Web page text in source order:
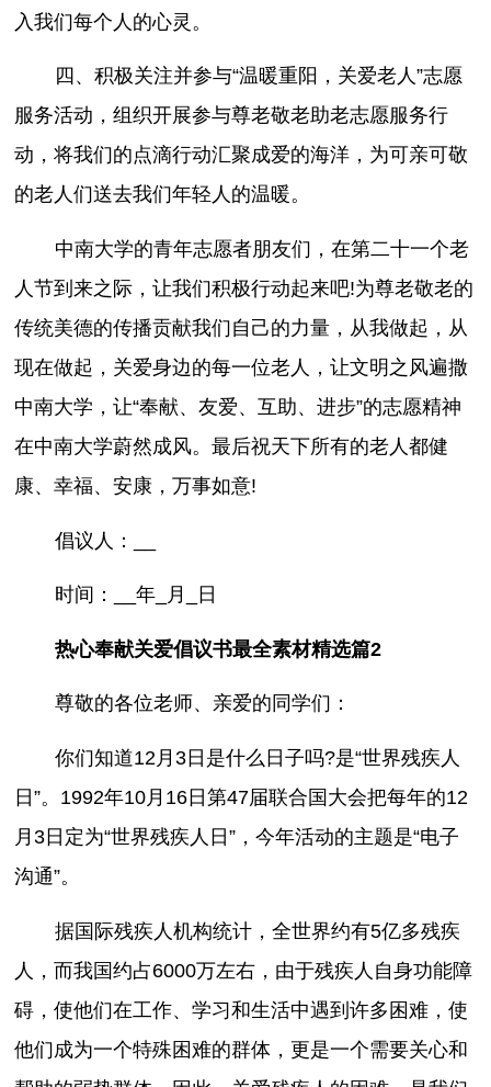
入我们每个人的心灵。
四、积极关注并参与“温暖重阳，关爱老人”志愿
服务活动，组织开展参与尊老敬老助老志愿服务行
动，将我们的点滴行动汇聚成爱的海洋，为可亲可敬
的老人们送去我们年轻人的温暖。
中南大学的青年志愿者朋友们，在第二十一个老
人节到来之际，让我们积极行动起来吧!为尊老敬老的
传统美德的传播贡献我们自己的力量，从我做起，从
现在做起，关爱身边的每一位老人，让文明之风遍撒
中南大学，让“奉献、友爱、互助、进步”的志愿精神
在中南大学蔚然成风。最后祝天下所有的老人都健
康、幸福、安康，万事如意!
倡议人：__
时间：__年_月_日
热心奉献关爱倡议书最全素材精选篇2
尊敬的各位老师、亲爱的同学们：
你们知道12月3日是什么日子吗?是“世界残疾人
日”。1992年10月16日第47届联合国大会把每年的12
月3日定为“世界残疾人日”，今年活动的主题是“电子
沟通”。
据国际残疾人机构统计，全世界约有5亿多残疾
人，而我国约占6000万左右，由于残疾人自身功能障
碍，使他们在工作、学习和生活中遇到许多困难，使
他们成为一个特殊困难的群体，更是一个需要关心和